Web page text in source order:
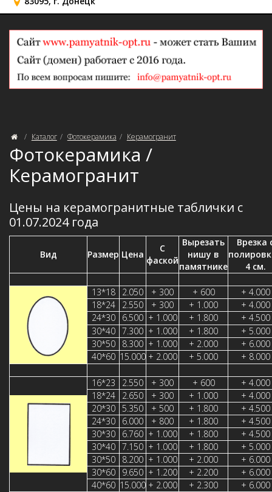
Каталог Фотокерамика Керамогранит
Фотокерамика /
Керамогранит
Цены на керамогранитные таблички с
01.07.2024 года
Вид Размер Цена
С
фаской
Вырезать
нишу в
памятнике
Врезка
4 см.
13*18 2.050 + 300 + 600
+ 4.000
18*24
2.550 + 300 + 1.000
+ 4.000
24*30
6.500 + 1.000 + 1.800
+ 4.500
30*40
7.300 + 1.000 + 1.800
+ 5.000
30*50
8.300 + 1.000 + 2.000
+ 6.000
40*60 15.000 + 2.000 + 5.000 + 8.000
16*23 2.550 + 300 + 600
+ 4.000
18*24
2.650 + 300 + 1.000
+ 4.000
20*30
5.350 + 500 + 1.800
+ 4.500
24*30
6.000 + 800 + 1.800
+ 4.500
30*30
6.760 + 1.000 + 1.800
+ 4.500
30*40
7.150 + 1.000 + 1.800
+ 5.000
30*50
8.200 + 1.000 + 2.000
+ 6.000
30*60
9.650 + 1.200 + 2.200
+ 6.000
40*60 15.000 + 2.000 + 2.300 + 6.000